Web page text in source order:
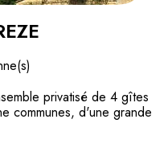
privatisé de 4 gîtes
communes, d'une grande